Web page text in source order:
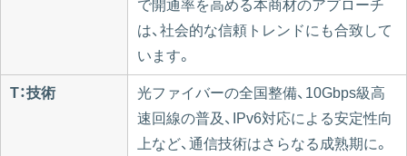
で開通率を高める本商材のアプローチ
は、社会的な信頼トレンドにも合致して
います。
T：技術
光ファイバーの全国整備、10Gbps級高
速回線の普及、IPv6対応による安定性向
上など、通信技術はさらなる成熟期に。